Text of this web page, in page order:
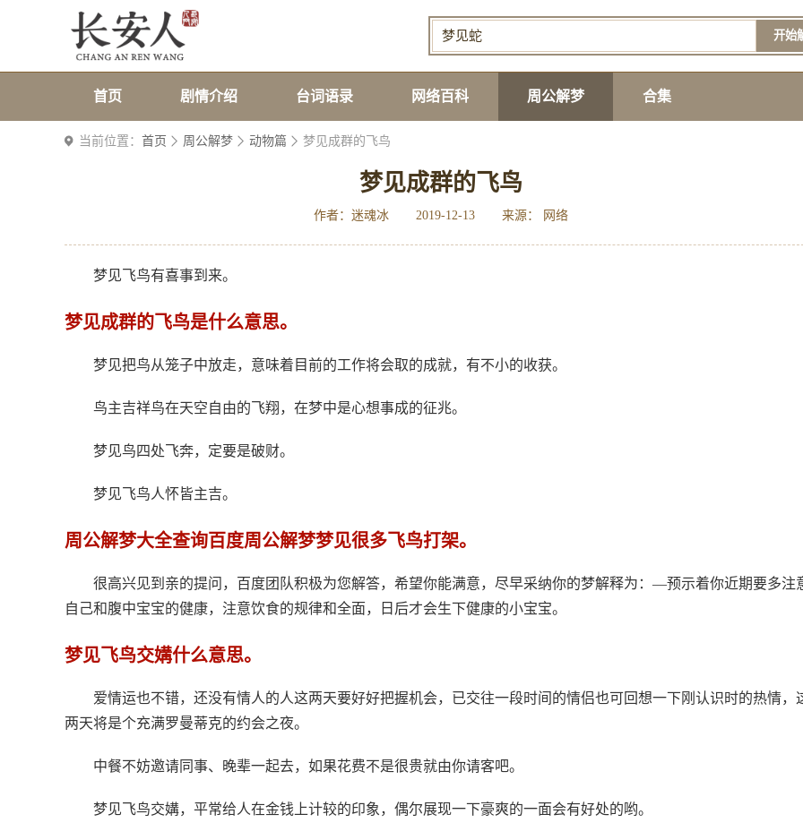
开始
首页 剧情介绍 台词语录 网络百科 周公解梦 合集
当前位置： 首页 周公解梦 动物篇 梦见成群的飞鸟
梦见成群的飞鸟
作者：迷魂冰 2019-12-13 来源： 网络
梦见飞鸟有喜事到来。
梦见成群的飞鸟是什么意思。
梦见把鸟从笼子中放走，意味着目前的工作将会取的成就，有不小的收获。
鸟主吉祥鸟在天空自由的飞翔，在梦中是心想事成的征兆。
梦见鸟四处飞奔，定要是破财。
梦见飞鸟人怀皆主吉。
周公解梦大全查询百度周公解梦梦见很多飞鸟打架。
很高兴见到亲的提问，百度团队积极为您解答，希望你能满意，尽早采纳你的梦解释为：—预示着你近期要多注
自己和腹中宝宝的健康，注意饮食的规律和全面，日后才会生下健康的小宝宝。
梦见飞鸟交媾什么意思。
爱情运也不错，还没有情人的人这两天要好好把握机会，已交往一段时间的情侣也可回想一下刚认识时的热情，
两天将是个充满罗曼蒂克的约会之夜。
中餐不妨邀请同事、晚辈一起去，如果花费不是很贵就由你请客吧。
梦见飞鸟交媾，平常给人在金钱上计较的印象，偶尔展现一下豪爽的一面会有好处的哟。